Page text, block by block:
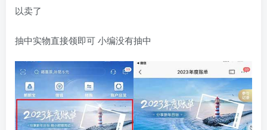
以卖了
抽中实物直接领即可 小编没有抽中